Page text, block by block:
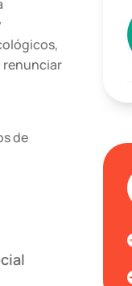
renunciar
de